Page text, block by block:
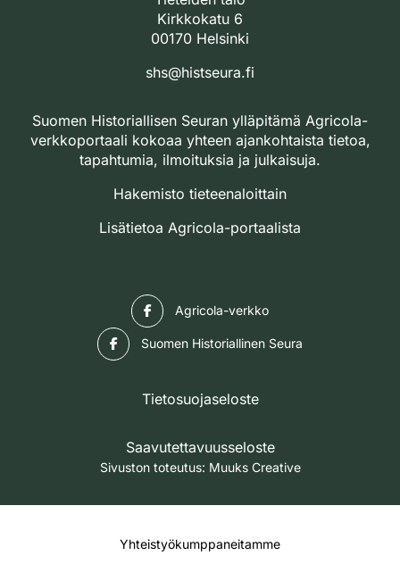
Kirkkokatu 6
00170 Helsinki
shs@histseura.fi
Suomen Historiallisen Seuran ylläpitämä Agricola-
verkkoportaali kokoaa yhteen ajankohtaista tietoa,
tapahtumia, ilmoituksia ja julkaisuja.
Hakemisto tieteenaloittain
Lisätietoa Agricola-portaalista
Agricola-verkko
Suomen Historiallinen Seura
Tietosuojaseloste
Saavutettavuusseloste
Sivuston toteutus: Muuks Creative
Yhteistyökumppaneitamme